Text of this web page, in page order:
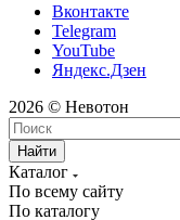
Вконтакте
Telegram
YouTube
Яндекс.Дзен
2026 © Невотон
Найти
Каталог
По всему сайту
По каталогу